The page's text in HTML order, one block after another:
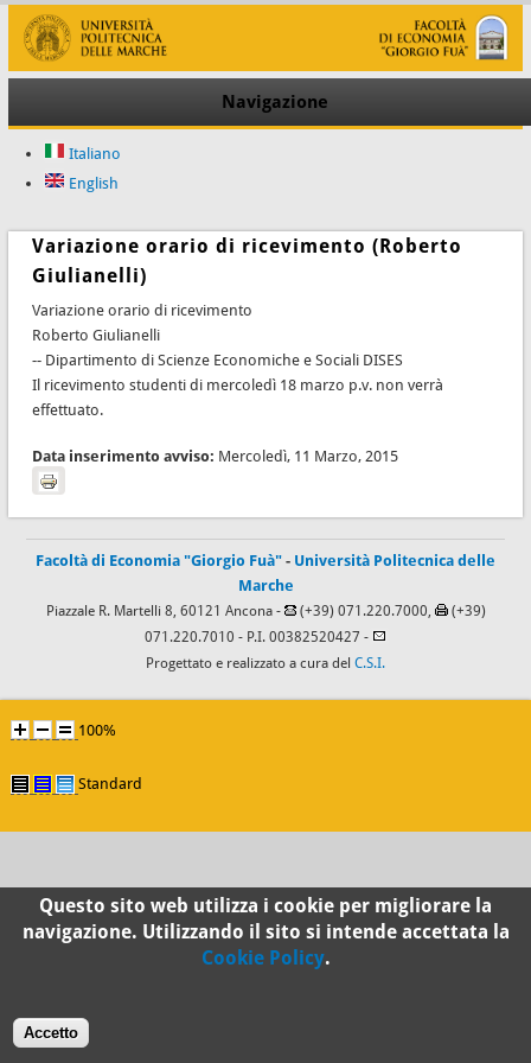
Navigazione
Italiano
English
Variazione orario di ricevimento (Roberto
Giulianelli)
Variazione orario di ricevimento
Roberto Giulianelli
-- Dipartimento di Scienze Economiche e Sociali DISES
Il ricevimento studenti di mercoledì 18 marzo p.v. non verrà
effettuato.
Data inserimento avviso: Mercoledì, 11 Marzo, 2015
Facoltà di Economia "Giorgio Fuà" - Università Politecnica delle
Marche
Piazzale R. Martelli 8, 60121 Ancona - (+39) 071.220.7000,
(+39)
071.220.7010 - P.I. 00382520427 -
Progettato e realizzato a cura del C.S.I.
100%
Standard
Questo sito web utilizza i cookie per migliorare la
navigazione. Utilizzando il sito si intende accettata la
Cookie Policy.
Accetto